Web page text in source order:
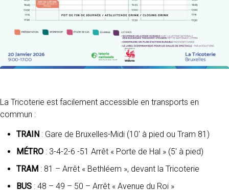
La Tricoterie est facilement accessible en transports en
commun :
TRAIN : Gare de Bruxelles-Midi (10′ à pied ou Tram 81)
MÉTRO : 3-4-2-6 -51 Arrêt « Porte de Hal » (5′ à pied)
TRAM : 81 – Arrêt « Bethléem », devant la Tricoterie
BUS : 48 – 49 – 50 – Arrêt « Avenue du Roi »